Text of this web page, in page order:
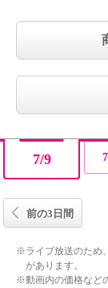
7/9
前の3日間
ライブ放送のため
があります。
動画内の価格など